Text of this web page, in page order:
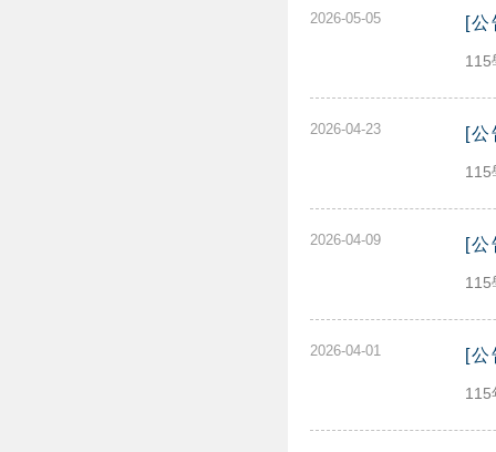
2026-05-05 [
115
2026-04-23 [
115
2026-04-09 [
115
2026-04-01 [
115